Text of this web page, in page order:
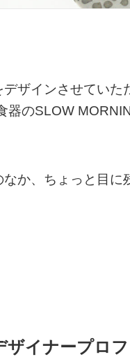
ザインさせてい
器のSLOW
か、ちょっと目
ザイナープロ